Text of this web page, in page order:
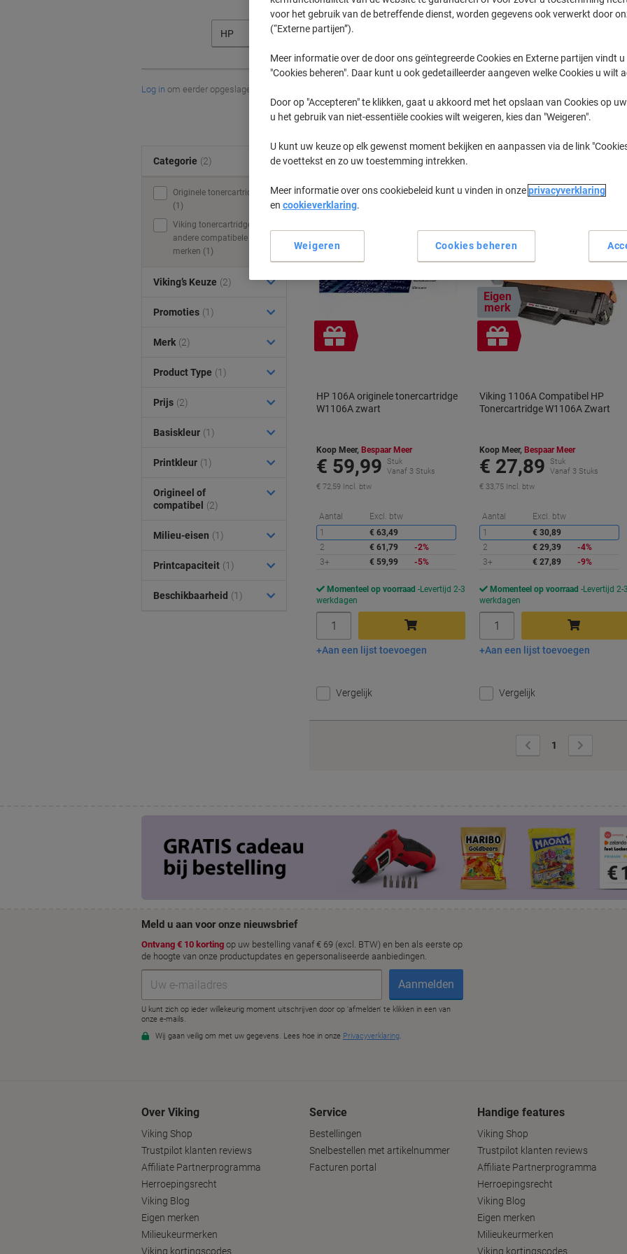
HP
Log in om eerder opgeslagen printers en/of eerder gekochte cartridges te tonen
HP Laser MFP 137 FNW Printer
Sorteer op:
Geschenk
HP 106A originele tonercartridge
W1106A zwart
Koop Meer, Bespaar Meer
€ 59,99
Stuk
Vanaf 3 Stuks
€ 72,59 Incl. btw
Aantal Excl. btw
Korting
1
€ 63,49
2
€ 61,79
-2%
3+
€ 59,99 -5%
Momenteel op voorraad
Levertijd 2-3
werkdagen
In winkelwagen
Aan een lijst toevoegen
Vergelijk
Eigen
merk
Geschenk
Viking 1106A Compatibel HP
Tonercartridge W1106A Zwart
Koop Meer, Bespaar Meer
€ 27,89
Stuk
Vanaf 3 Stuks
€ 33,75 Incl. btw
Aantal Excl. btw
1
€ 30,89
2
€ 29,39
-4%
3+
€ 27,89 -9%
Momenteel op voorraad
Levertijd 2-3
werkdagen
In winkelwagen
Aan een lijst toevoegen
Vergelijk
Vorige
pagina
1
pagina
Categorie (2)
Originele tonercartridges
(1)
Viking tonercartridges &
andere compatibele
merken (1)
Viking’s Keuze (2)
Promoties (1)
Merk (2)
Product Type (1)
Prijs (2)
Basiskleur (1)
Printkleur (1)
Origineel of
compatibel
(2)
Milieu-eisen (1)
Printcapaciteit (1)
Beschikbaarheid (1)
Over Viking
Viking Shop
Trustpilot klanten reviews
Affiliate Partnerprogramma
Herroepingsrecht
Viking Blog
Eigen merken
Milieukeurmerken
Viking kortingscodes
Service
Bestellingen
Snelbestellen met artikelnummer
Facturen portal
Handige features
Viking Shop
Trustpilot klanten reviews
Affiliate Partnerprogramma
Herroepingsrecht
Viking Blog
Eigen merken
Milieukeurmerken
Viking kortingscodes
voor het gebruik van de betreffende dienst, worden gegevens ook verwerkt door
(“Externe partijen”).
Meer informatie over de door ons geïntegreerde Cookies en Externe partijen vindt u
"Cookies beheren". Daar kunt u ook gedetailleerder aangeven welke Cookies u wilt
Door op "Accepteren" te klikken, gaat u akkoord met het opslaan van Cookies op
u het gebruik van niet-essentiële cookies wilt weigeren, kies dan "Weigeren".
U kunt uw keuze op elk gewenst moment bekijken en aanpassen via de link
de voettekst en zo uw toestemming intrekken.
Meer informatie over ons cookiebeleid kunt u vinden in onzeprivacyverklaring
en cookieverklaring.
Cookies beheren
Weigeren